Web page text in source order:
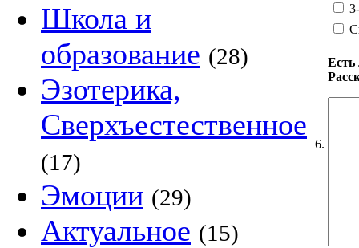
Школа и
образование (28)
Эзотерика,
Сверхъестественное
(17)
Эмоции (29)
Актуальное (15)
6.
Есть